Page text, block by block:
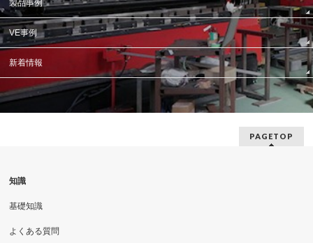
製品事例
VE事例
新着情報
PAGETOP
知識
基礎知識
よくある質問